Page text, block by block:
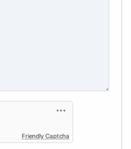
Friendly Captcha